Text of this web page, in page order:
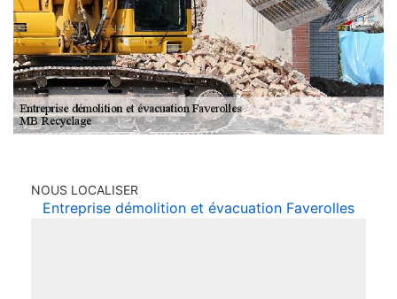
NOUS LOCALISER
Entreprise démolition et évacuation Faverolles